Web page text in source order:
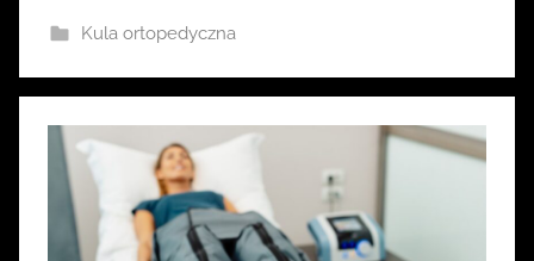
Kula ortopedyczna